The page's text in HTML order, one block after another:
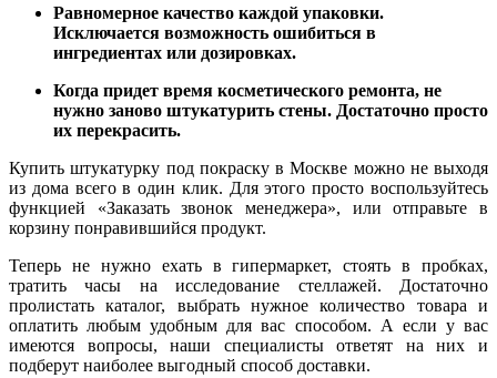
Равномерное качество каждой упаковки.
Исключается возможность ошибиться в
ингредиентах или дозировках.
Когда придет время косметического ремонта, не
нужно заново штукатурить стены. Достаточно просто
их перекрасить.
Купить штукатурку под покраску в Москве можно не выходя
из дома всего в один клик. Для этого просто воспользуйтесь
функцией «Заказать звонок менеджера», или отправьте в
корзину понравившийся продукт.
Теперь не нужно ехать в гипермаркет, стоять в пробках,
тратить часы на исследование стеллажей. Достаточно
пролистать каталог, выбрать нужное количество товара и
оплатить любым удобным для вас способом. А если у вас
имеются вопросы, наши специалисты ответят на них и
подберут наиболее выгодный способ доставки.